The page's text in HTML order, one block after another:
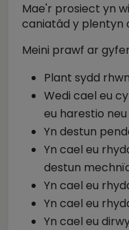
Mae'r prosiect yn
caniatâd y plentyn
Meini prawf ar
Plant sydd
Wedi cael eu
eu harestio
Yn destun
Yn cael eu
destun
Yn cael eu
Yn cael eu
Yn cael eu